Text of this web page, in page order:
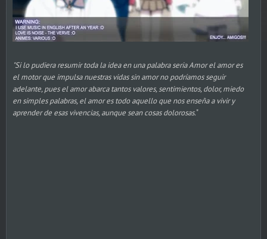
"Si lo pudiera resumir toda la idea en una palabra seria Amor el amor es
el motor que impulsa nuestras vidas sin amor no podríamos seguir
adelante, pues el amor abarca tantos valores, sentimientos, dolor, miedo
en simples palabras, el amor es todo aquello que nos enseña a vivir y
aprender de esas vivencias, aunque sean cosas dolorosas."